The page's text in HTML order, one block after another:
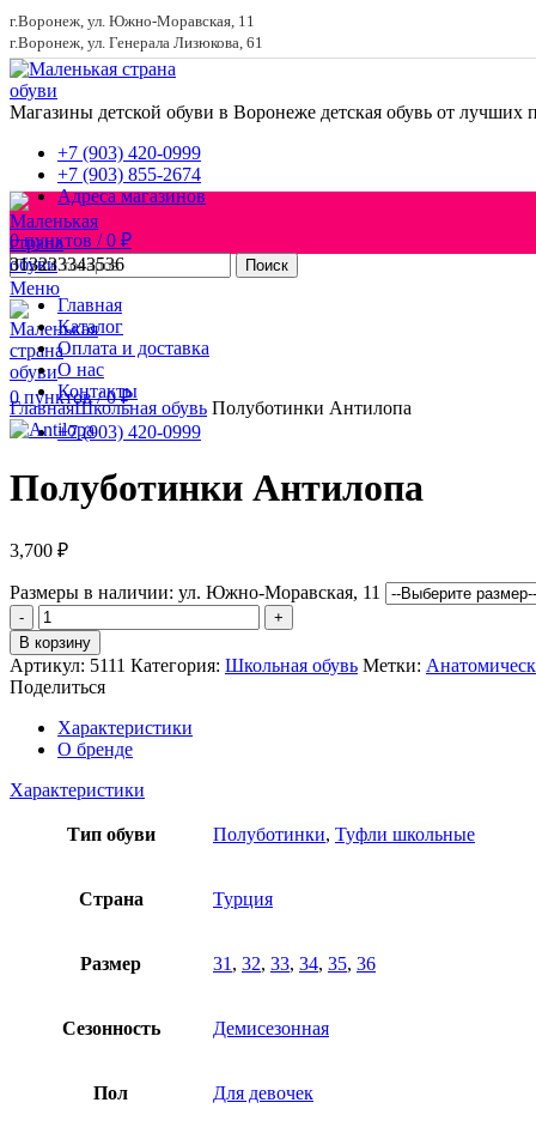
г.Воронеж, ул. Южно-Моравская, 11
г.Воронеж, ул. Генерала Лизюкова, 61
Магазины детской обуви в Воронеже детская обувь от лучших
+7 (903) 420-0999
+7 (903) 855-2674
Адреса магазинов
0пунктов / 0 ₽
Поиск
Меню
0пунктов / 0₽
Главная
Каталог
Оплата и доставка
О нас
Контакты
+7 (903) 420-0999
313233343536
Увеличить
ГлавнаяШкольная обувь Полуботинки Антилопа
Полуботинки Антилопа
3,700 ₽
Размеры в наличии: ул. Южно-Моравская, 11
Количество
товара
Полуботинки
Антилопа
В корзину
Артикул: 5111 Категория: Школьная обувь Метки:
Поделиться
Характеристики
О бренде
Характеристики
Тип обуви Полуботинки, Туфли школьные
Страна Турция
Размер 31 , 32, 33, 34, 35, 36
Сезонность Демисезонная
Пол Для девочек